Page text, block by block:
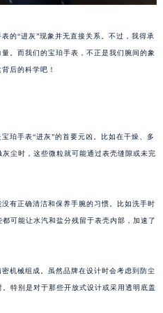
的“进灰”现象并无直接关系。不过，我得承
。而我们的宝珀手表，不正是我们腕间的象
后的科学吧！
珀手表“进灰”的首要元凶。比如在干燥、多
尘时，这些微粒就可能通过表壳缝隙或未完
有正确清洁和保养手腕的习惯。比如洗手时
可能让水汽和盐分残留于表壳内部，加速了
机械组成。虽然品牌在设计时会考虑到防尘
特别是对于那些开放式设计或采用透明底盖